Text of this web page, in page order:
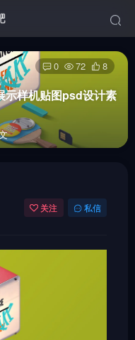
示样机贴图psd设计素
0 72 8
关注 私信